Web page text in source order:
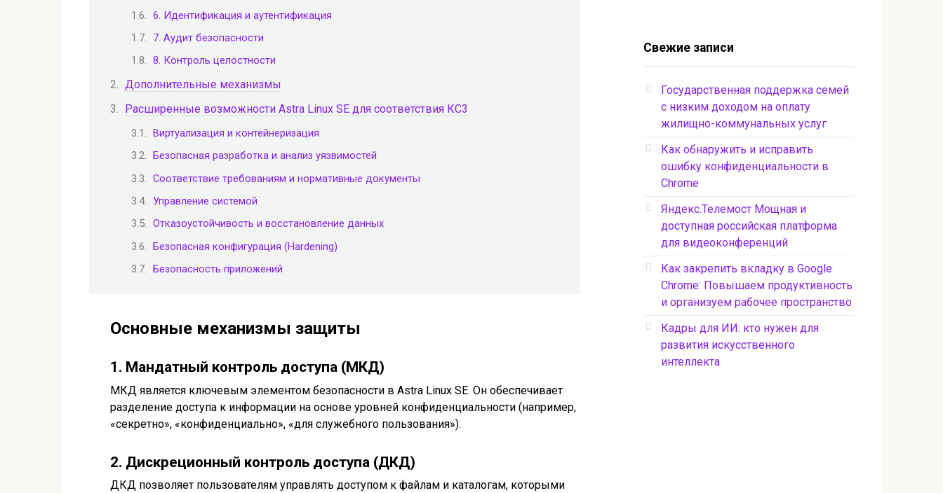
6. Идентификация и аутентификация
7. Аудит безопасности
8. Контроль целостности
Дополнительные механизмы
Расширенные возможности Astra Linux SE для соответствия КС3
Виртуализация и контейнеризация
Безопасная разработка и анализ уязвимостей
Соответствие требованиям и нормативные документы
Управление системой
Отказоустойчивость и восстановление данных
Безопасная конфигурация (Hardening)
Безопасность приложений
Основные механизмы защиты
1. Мандатный контроль доступа (МКД)
МКД является ключевым элементом безопасности в Astra Linux SE. Он обеспечивает
разделение доступа к информации на основе уровней конфиденциальности (например,
«секретно», «конфиденциально», «для служебного пользования»).
2. Дискреционный контроль доступа (ДКД)
ДКД позволяет пользователям управлять доступом к файлам и каталогам, которыми
Свежие записи
Государственная поддержка семей
с низким доходом на оплату
жилищно-коммунальных услуг
Как обнаружить и исправить
ошибку конфиденциальности в
Chrome
Яндекс.Телемост Мощная и
доступная российская платформа
для видеоконференций
Как закрепить вкладку в Google
Chrome: Повышаем продуктивность
и организуем рабочее пространство
Кадры для ИИ: кто нужен для
развития искусственного
интеллекта